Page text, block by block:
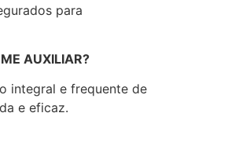
para
AUXILIAR?
integral e frequente de
e eficaz.